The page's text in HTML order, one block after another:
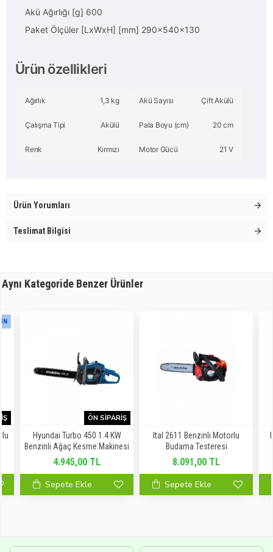
Akü Ağırlığı [g] 600
Paket Ölçüler [LxWxH] [mm] 290x540x130
Ürün özellikleri
Ağırlık 1,3 kg Akü Sayısı Çift Akülü
Çalışma Tipi Akülü Pala Boyu (cm) 20 cm
Renk Kırmızı Motor Gücü 21 V
Ürün Yorumları
Teslimat Bilgisi
Aynı Kategoride Benzer Ürünler
ÖN SIPARIŞ
Hyundai Turbo 450 1.4 KW
Benzinli Ağaç Kesme Makinesi
4.945,00 TL
Sepete Ekle
Ital 2611 Benzinli Motorlu
Budama Testeresi
8.091,00 TL
Sepete Ekle